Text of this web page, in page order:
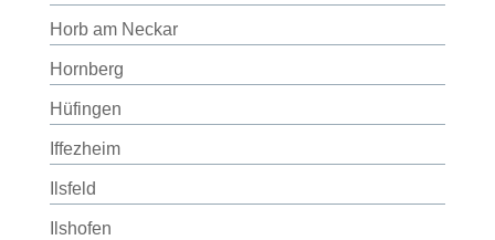
Horb am Neckar
Hornberg
Hüfingen
Iffezheim
Ilsfeld
Ilshofen